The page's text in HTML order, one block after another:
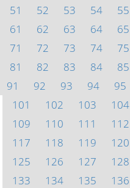
51
52 53 54 55
61
62 63 64 65
71
72 73 74 75
81
82 83 84 85
91
92 93 94 95
101
102 103 104
109
110 111 112
117
118 119 120
125
126 127 128
133
134 135 136